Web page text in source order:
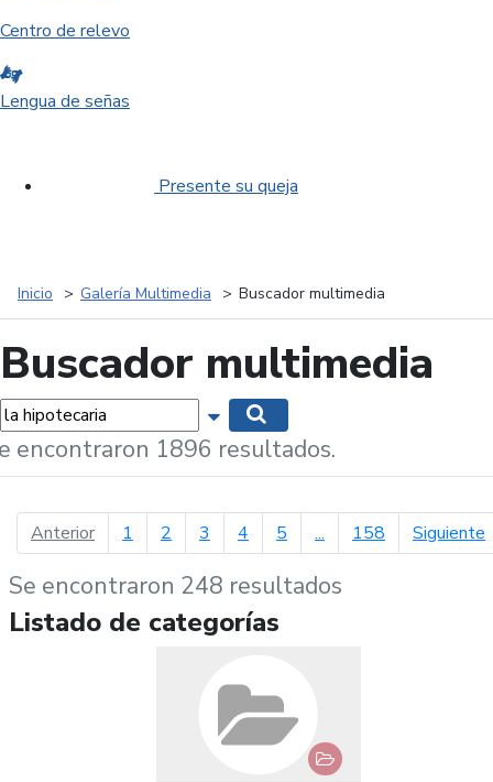
Centro de relevo
Lengua de señas
Presente su queja
Inicio Galería Multimedia Buscador multimedia
Buscador multimedia
Mostrar opciones de búsqueda
encontraron 1896 resultados.
Anteriorpágina anterior
1 2 3 4 5 ... 158 Siguiente
Se encontraron 248 resultados
Listado de categorías